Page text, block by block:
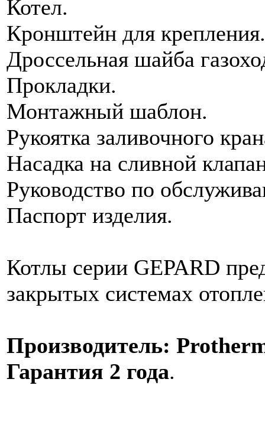
Котел.
Кронштейн для крепления.
Дроссельная шайба
Прокладки.
Монтажный шаблон.
Рукоятка заливочного
Насадка на сливной
Руководство по
Паспорт изделия.
Котлы серии GEPARD
закрытых системах
Производитель:
Гарантия 2 года.